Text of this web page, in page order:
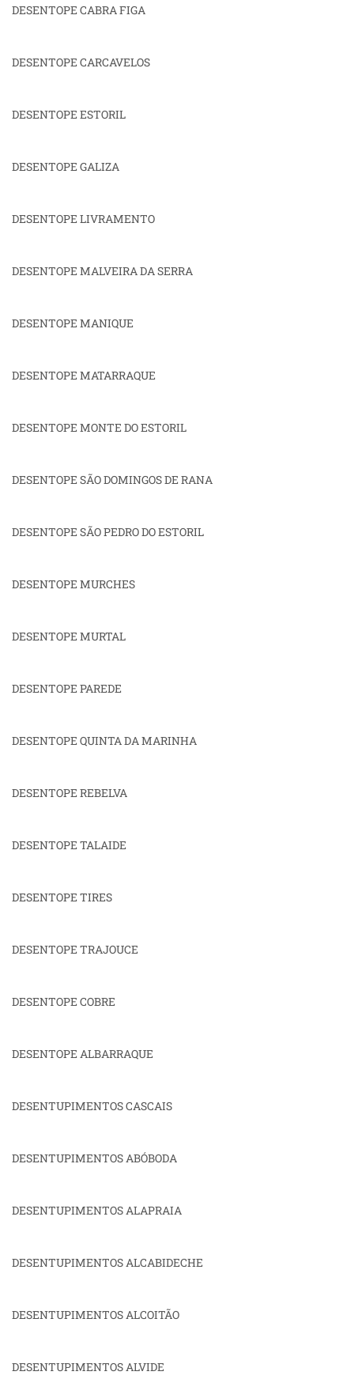
DESENTOPE CABRA FIGA
DESENTOPE CARCAVELOS
DESENTOPE ESTORIL
DESENTOPE GALIZA
DESENTOPE LIVRAMENTO
DESENTOPE MALVEIRA DA SERRA
DESENTOPE MANIQUE
DESENTOPE MATARRAQUE
DESENTOPE MONTE DO ESTORIL
DESENTOPE SÃO DOMINGOS DE RANA
DESENTOPE SÃO PEDRO DO ESTORIL
DESENTOPE MURCHES
DESENTOPE MURTAL
DESENTOPE PAREDE
DESENTOPE QUINTA DA MARINHA
DESENTOPE REBELVA
DESENTOPE TALAIDE
DESENTOPE TIRES
DESENTOPE TRAJOUCE
DESENTOPE COBRE
DESENTOPE ALBARRAQUE
DESENTUPIMENTOS CASCAIS
DESENTUPIMENTOS ABÓBODA
DESENTUPIMENTOS ALAPRAIA
DESENTUPIMENTOS ALCABIDECHE
DESENTUPIMENTOS ALCOITÃO
DESENTUPIMENTOS ALVIDE